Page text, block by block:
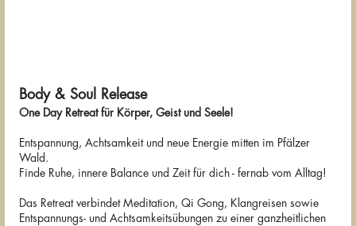
Body & Soul Release
One Day Retreat für Körper, Geist und Seele!
Entspannung, Achtsamkeit und neue Energie mitten im Pfälzer
Wald.
Finde Ruhe, innere Balance und Zeit für dich - fernab vom Alltag!
Das Retreat verbindet Meditation, Qi Gong, Klangreisen sowie
Entspannungs- und Achtsamkeitsübungen zu einer ganzheitlichen